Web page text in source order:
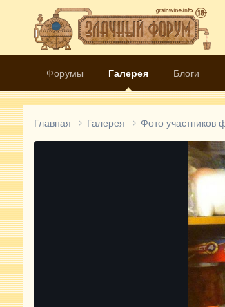
Форумы Галерея Блоги
Главная Галерея Фото участников